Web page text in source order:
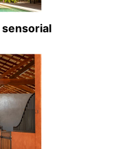
sensorial